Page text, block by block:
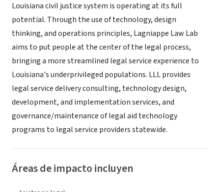
Louisiana civil justice system is operating at its full
potential. Through the use of technology, design
thinking, and operations principles, Lagniappe Law Lab
aims to put people at the center of the legal process,
bringing a more streamlined legal service experience to
Louisiana's underprivileged populations. LLL provides
legal service delivery consulting, technology design,
development, and implementation services, and
governance/maintenance of legal aid technology
programs to legal service providers statewide.
Áreas de impacto incluyen